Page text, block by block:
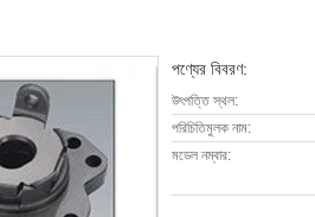
পণ্যের বিবরণ:
উৎপত্তি স্থল:
পরিচিতিমুলক নাম:
মডেল নম্বার: